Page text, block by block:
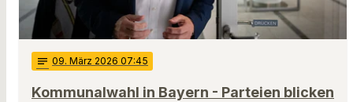
notes 09. März 2026 07:45
Kommunalwahl in Bayern - Parteien blicken